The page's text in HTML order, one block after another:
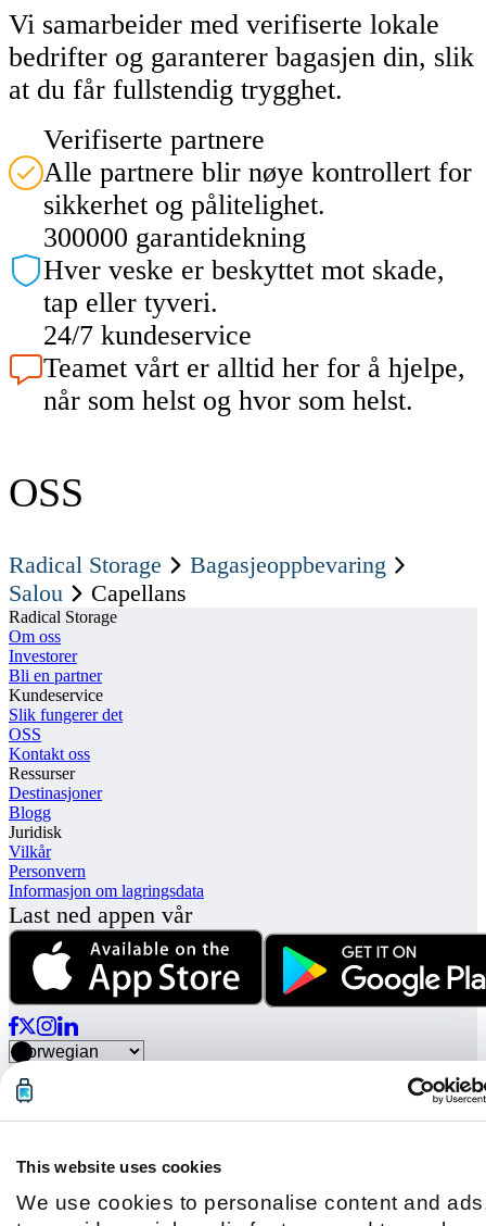
This website uses cookies
We use cookies to personalise content and
Vi samarbeider med verifiserte lokale
bedrifter og garanterer bagasjen din, slik
at du får fullstendig trygghet.
Verifiserte partnere
Alle partnere blir nøye kontrollert for
sikkerhet og pålitelighet.
300000 garantidekning
Hver veske er beskyttet mot skade,
tap eller tyveri.
24/7 kundeservice
Teamet vårt er alltid her for å hjelpe,
når som helst og hvor som helst.
OSS
Radical Storage
Bagasjeoppbevaring
Salou
Capellans
Radical Storage
Om oss
Investorer
Bli en partner
Kundeservice
Slik fungerer det
OSS
Kontakt oss
Ressurser
Destinasjoner
Blogg
Juridisk
Vilkår
Personvern
Informasjon om lagringsdata
Last ned appen vår
© Radical Storage • Lean Team S.R.L. • P. IVA 14104111001
Radical finansieres også av "Vertis Venture 4 Scaleup Lazio", et